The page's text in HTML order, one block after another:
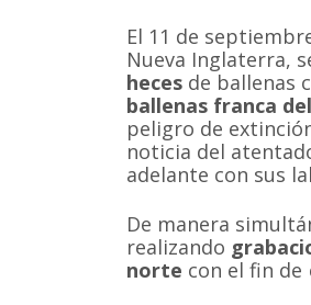
El 11 de
Nueva Inglaterra,
heces de ballenas
ballenas franca
peligro de
noticia del
adelante con sus
De manera
realizando
norte con el fin de